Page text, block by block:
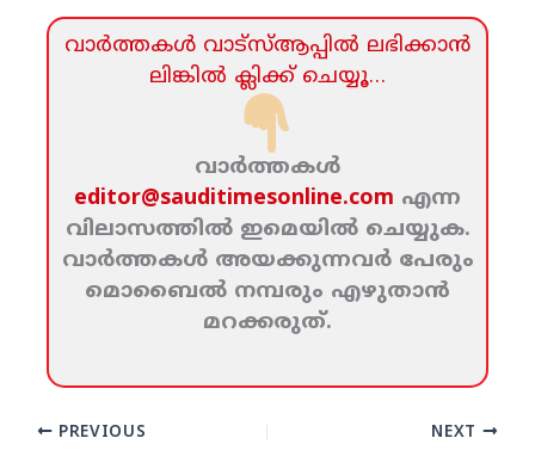
വാര്‍ത്തകള്‍ വാട്‌സ്‌ആപ്പില്‍ ലഭിക്കാന്‍
ലിങ്കില്‍ ക്ലിക്ക്‌ ചെയ്യൂ…
വാര്‍ത്തകള്‍
editor@sauditimesonline.com എന്ന
വിലാസത്തില്‍ ഇമെയില്‍ ചെയ്യുക.
വാര്‍ത്തകള്‍ അയക്കുന്നവര്‍ പേരും
മൊബൈല്‍ നമ്പരും എഴുതാന്‍
മറക്കരുത്‌.
PREVIOUS NEXT